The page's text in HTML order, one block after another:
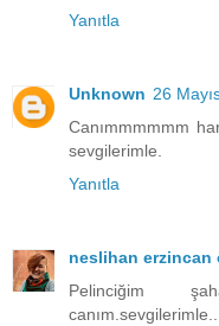
Yanıtla
Unknown 26
Canımmmmmm
sevgilerimle.
Yanıtla
neslihan erzincan
Pelinciğim
canım.sevgilerimle...